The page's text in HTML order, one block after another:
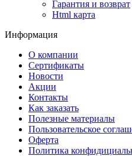
Гарантия и возврат
Html карта
Информация
О компании
Сертификаты
Новости
Акции
Контакты
Как заказать
Полезные материалы
Пользовательское
Оферта
Политика